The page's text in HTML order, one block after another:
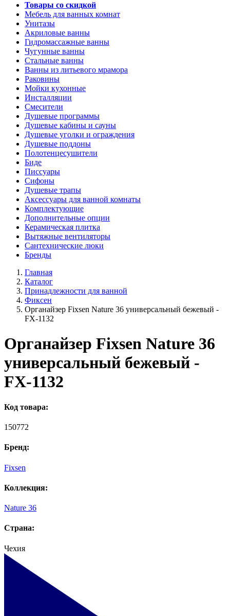
Товары со скидкой
Мебель для ванных комнат
Унитазы
Акриловые ванны
Гидромассажные ванны
Чугунные ванны
Стальные ванны
Ванны из литьевого мрамора
Раковины
Мойки кухонные
Инсталляции
Смесители
Душевые программы
Душевые кабины и сауны
Душевые уголки и ограждения
Душевые поддоны
Полотенцесушители
Биде
Писсуары
Сифоны
Душевые трапы
Аксессуары для ванной комнаты
Комплектующие
Дополнительные опции
Керамическая плитка
Вытяжные вентиляторы
Сантехнические люки
Бренды
Главная
Каталог
Принадлежности для ванной
Фиксен
Органайзер Fixsen Nature 36 универсальный бежевый -
FX-1132
Органайзер Fixsen Nature 36
универсальный бежевый -
FX-1132
Код товара:
150772
Бренд:
Fixsen
Коллекция:
Nature 36
Страна:
Чехия